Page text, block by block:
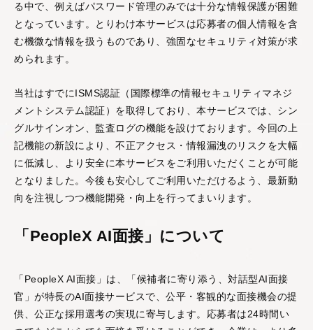
PeopleX AIセー
AIエージェントがオン
ライン会議に入り込
活動をサポートするサ
ービスです。
PeopleX AgenticHRプラットフォーム
“PeopleX AgenticHRプラットフォーム”は従来のHR向
けSaaSとは異なり、AIが自律的に人事課題を特定し
ムです。面接→面談→ロープレの相互連携はもちろ
人事課題を視覚化し、適切な解決策をAIエージェント
がご提案します。
る中で、例えばパスワード管理のみでは十分な情報保護が困難
となっています。とりわけ本サービスは応募者の個人情報を含
む機微な情報を扱うものであり、強固なセキュリティ対策が求
められます。
当社はすでにISMS認証（国際標準の情報セキュリティマネジ
メントシステム認証）を取得しており、本サービスでは、シン
グルサインオン、監査ログの機能を設けております。今回の上
記機能の新設により、不正アクセス・情報漏洩のリスクを大幅
に低減し、より安全に本サービスをご利用いただくことが可能
となりました。今後も安心してご利用いただけるよう、最新動
向を注視しつつ機能開発・向上を行ってまいります。
「PeopleX AI面接」について
「PeopleX AI面接」は、「候補者に寄り添う、対話型AI面接
官」が特長のAI面接サービスで、公平・客観的な面接機会の提
供、公正な採用選考の実現に寄与します。応募者は24時間い